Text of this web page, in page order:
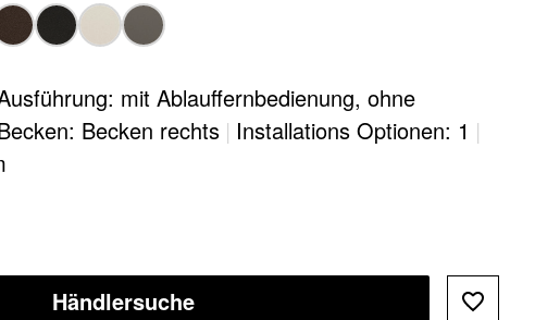
mit Ablauffernbedienung, ohne
Becken rechts | Installations Optionen: 1 |
Händlersuche